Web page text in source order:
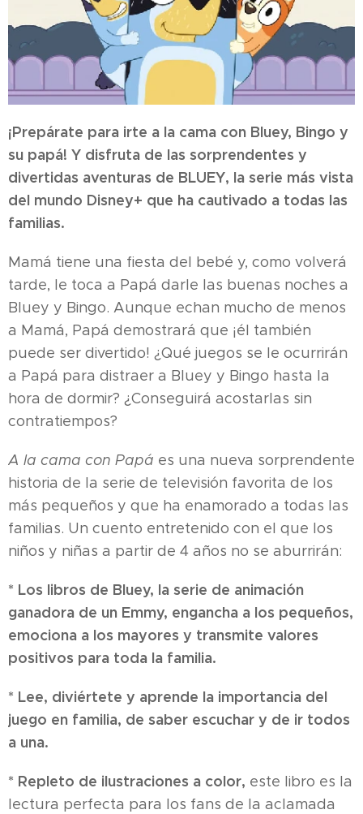
¡Prepárate para irte a la cama con Bluey, Bingo y
su papá! Y disfruta de las sorprendentes y
divertidas aventuras de BLUEY, la serie más vista
del mundo Disney+ que ha cautivado a todas las
familias.
Mamá tiene una fiesta del bebé y, como volverá
tarde, le toca a Papá darle las buenas noches a
Bluey y Bingo. Aunque echan mucho de menos
a Mamá, Papá demostrará que ¡él también
puede ser divertido! ¿Qué juegos se le ocurrirán
a Papá para distraer a Bluey y Bingo hasta la
hora de dormir? ¿Conseguirá acostarlas sin
contratiempos?
A la cama con Papá es una nueva sorprendente
historia de la serie de televisión favorita de los
más pequeños y que ha enamorado a todas las
familias. Un cuento entretenido con el que los
niños y niñas a partir de 4 años no se aburrirán:
* Los libros de Bluey, la serie de animación
ganadora de un Emmy, engancha a los pequeños,
emociona a los mayores y transmite valores
positivos para toda la familia.
* Lee, diviértete y aprende la importancia del
juego en familia, de saber escuchar y de ir todos
a una.
* Repleto de ilustraciones a color, este libro es la
lectura perfecta para los fans de la aclamada